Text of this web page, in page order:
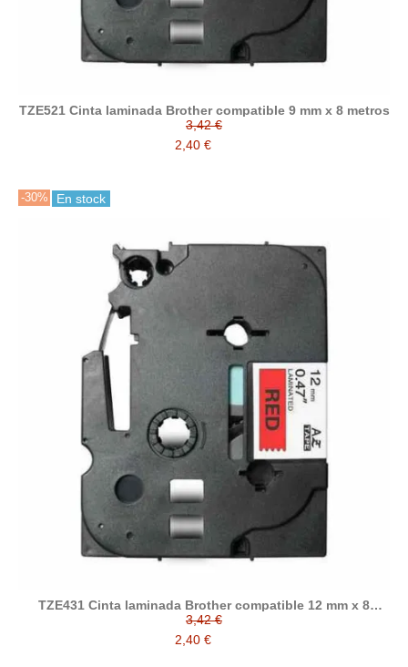
TZE521 Cinta laminada Brother compatible 9 mm x 8 metros
3,42 €
2,40 €
-30% En stock
TZE431 Cinta laminada Brother compatible 12 mm x 8
metros
3,42 €
2,40 €